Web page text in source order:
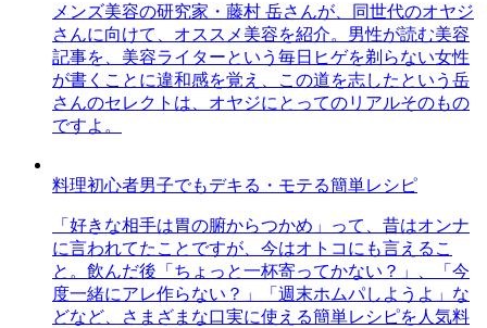
メンズ美容の研究家・藤村 岳さんが、同世代のオヤジ
さんに向けて、オススメ美容を紹介。男性が読む美容
記事を、美容ライターという毎日ヒゲを剃らない女性
が書くことに違和感を覚え、この道を志したという岳
さんのセレクトは、オヤジにとってのリアルそのもの
ですよ。
料理初心者男子でもデキる・モテる簡単レシピ
「好きな相手は胃の腑からつかめ」って、昔はオンナ
に言われてたことですが、今はオトコにも言えるこ
と。飲んだ後「ちょっと一杯寄ってかない？」、「今
度一緒にアレ作らない？」「週末ホムパしようよ」な
どなど、さまざまな口実に使える簡単レシピを人気料